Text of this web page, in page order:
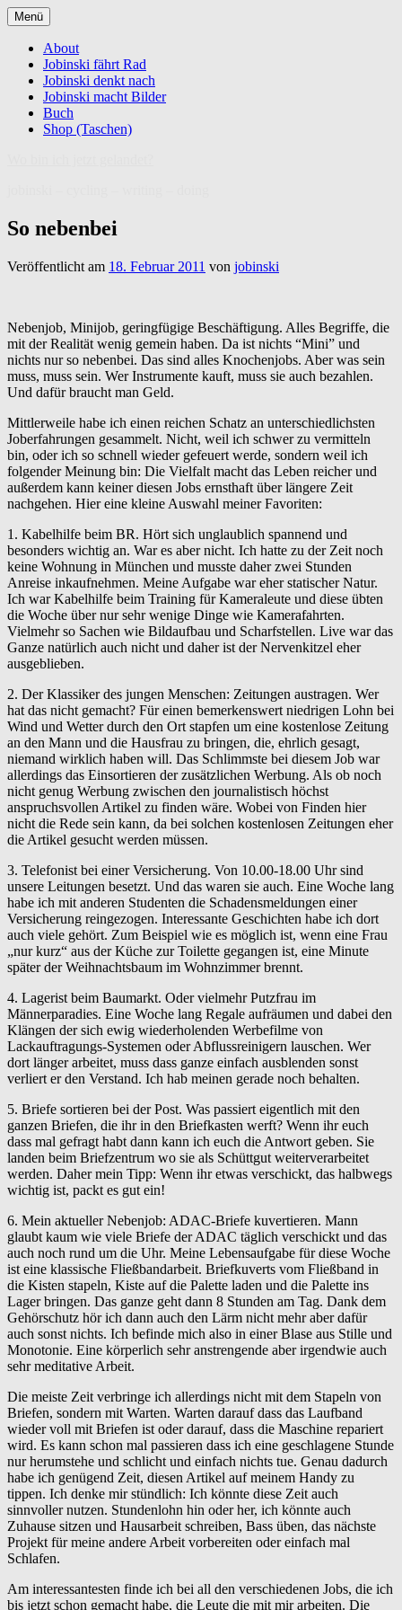
Zum
Inhalt
springen
Menü
About
Jobinski fährt Rad
Jobinski denkt nach
Jobinski macht Bilder
Buch
Shop (Taschen)
So nebenbei
Veröffentlicht am 18. Februar 2011 von jobinski
Nebenjob, Minijob, geringfügige Beschäftigung. Alles Begriffe, die
mit der Realität wenig gemein haben. Da ist nichts “Mini” und
nichts nur so nebenbei. Das sind alles Knochenjobs. Aber was sein
muss, muss sein. Wer Instrumente kauft, muss sie auch bezahlen.
Und dafür braucht man Geld.
Mittlerweile habe ich einen reichen Schatz an unterschiedlichsten
Joberfahrungen gesammelt. Nicht, weil ich schwer zu vermitteln
bin, oder ich so schnell wieder gefeuert werde, sondern weil ich
folgender Meinung bin: Die Vielfalt macht das Leben reicher und
außerdem kann keiner diesen Jobs ernsthaft über längere Zeit
nachgehen. Hier eine kleine Auswahl meiner Favoriten:
1. Kabelhilfe beim BR. Hört sich unglaublich spannend und
besonders wichtig an. War es aber nicht. Ich hatte zu der Zeit noch
keine Wohnung in München und musste daher zwei Stunden
Anreise inkaufnehmen. Meine Aufgabe war eher statischer Natur.
Ich war Kabelhilfe beim Training für Kameraleute und diese übten
die Woche über nur sehr wenige Dinge wie Kamerafahrten.
Vielmehr so Sachen wie Bildaufbau und Scharfstellen. Live war das
Ganze natürlich auch nicht und daher ist der Nervenkitzel eher
ausgeblieben.
2. Der Klassiker des jungen Menschen: Zeitungen austragen. Wer
hat das nicht gemacht? Für einen bemerkenswert niedrigen Lohn bei
Wind und Wetter durch den Ort stapfen um eine kostenlose Zeitung
an den Mann und die Hausfrau zu bringen, die, ehrlich gesagt,
niemand wirklich haben will. Das Schlimmste bei diesem Job war
allerdings das Einsortieren der zusätzlichen Werbung. Als ob noch
nicht genug Werbung zwischen den journalistisch höchst
anspruchsvollen Artikel zu finden wäre. Wobei von Finden hier
nicht die Rede sein kann, da bei solchen kostenlosen Zeitungen eher
die Artikel gesucht werden müssen.
3. Telefonist bei einer Versicherung. Von 10.00-18.00 Uhr sind
unsere Leitungen besetzt. Und das waren sie auch. Eine Woche lang
habe ich mit anderen Studenten die Schadensmeldungen einer
Versicherung reingezogen. Interessante Geschichten habe ich dort
auch viele gehört. Zum Beispiel wie es möglich ist, wenn eine Frau
„nur kurz“ aus der Küche zur Toilette gegangen ist, eine Minute
später der Weihnachtsbaum im Wohnzimmer brennt.
4. Lagerist beim Baumarkt. Oder vielmehr Putzfrau im
Männerparadies. Eine Woche lang Regale aufräumen und dabei den
Klängen der sich ewig wiederholenden Werbefilme von
Lackauftragungs-Systemen oder Abflussreinigern lauschen. Wer
dort länger arbeitet, muss dass ganze einfach ausblenden sonst
verliert er den Verstand. Ich hab meinen gerade noch behalten.
5. Briefe sortieren bei der Post. Was passiert eigentlich mit den
ganzen Briefen, die ihr in den Briefkasten werft? Wenn ihr euch
dass mal gefragt habt dann kann ich euch die Antwort geben. Sie
landen beim Briefzentrum wo sie als Schüttgut weiterverarbeitet
werden. Daher mein Tipp: Wenn ihr etwas verschickt, das halbwegs
wichtig ist, packt es gut ein!
6. Mein aktueller Nebenjob: ADAC-Briefe kuvertieren. Mann
glaubt kaum wie viele Briefe der ADAC täglich verschickt und das
auch noch rund um die Uhr. Meine Lebensaufgabe für diese Woche
ist eine klassische Fließbandarbeit. Briefkuverts vom Fließband in
die Kisten stapeln, Kiste auf die Palette laden und die Palette ins
Lager bringen. Das ganze geht dann 8 Stunden am Tag. Dank dem
Gehörschutz hör ich dann auch den Lärm nicht mehr aber dafür
auch sonst nichts. Ich befinde mich also in einer Blase aus Stille und
Monotonie. Eine körperlich sehr anstrengende aber irgendwie auch
sehr meditative Arbeit.
Die meiste Zeit verbringe ich allerdings nicht mit dem Stapeln von
Briefen, sondern mit Warten. Warten darauf dass das Laufband
wieder voll mit Briefen ist oder darauf, dass die Maschine repariert
wird. Es kann schon mal passieren dass ich eine geschlagene Stunde
nur herumstehe und schlicht und einfach nichts tue. Genau dadurch
habe ich genügend Zeit, diesen Artikel auf meinem Handy zu
tippen. Ich denke mir stündlich: Ich könnte diese Zeit auch
sinnvoller nutzen. Stundenlohn hin oder her, ich könnte auch
Zuhause sitzen und Hausarbeit schreiben, Bass üben, das nächste
Projekt für meine andere Arbeit vorbereiten oder einfach mal
Schlafen.
Am interessantesten finde ich bei all den verschiedenen Jobs, die ich
bis jetzt schon gemacht habe, die Leute die mit mir arbeiten. Die